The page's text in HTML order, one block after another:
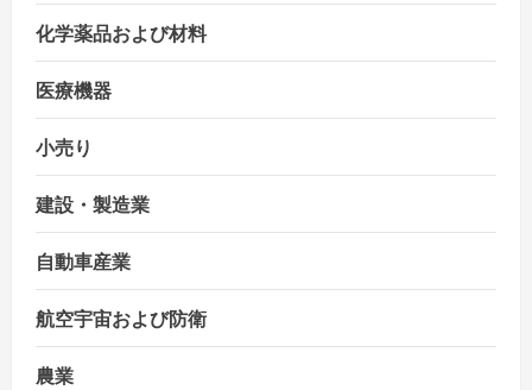
化学薬品および材料
医療機器
小売り
建設・製造業
自動車産業
航空宇宙および防衛
農業